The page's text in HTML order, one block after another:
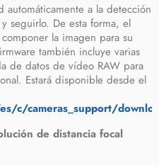
a la detección
seguirlo. De esta forma, el
la imagen para su
también incluye varias
de datos de vídeo RAW para
Estará disponible desde el
c/cameras_support/
de distancia focal